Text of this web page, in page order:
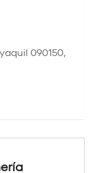
090150,